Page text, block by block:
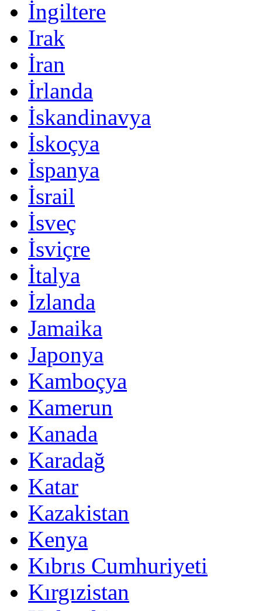
İngiltere
Irak
İran
İrlanda
İskandinavya
İskoçya
İspanya
İsrail
İsveç
İsviçre
İtalya
İzlanda
Jamaika
Japonya
Kamboçya
Kamerun
Kanada
Karadağ
Katar
Kazakistan
Kenya
Kıbrıs Cumhuriyeti
Kırgızistan